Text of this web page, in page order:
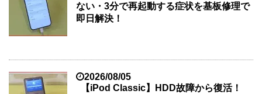
ない・3分で再起動する症状を基板修理で
即日解決！
2026/08/05
【iPod Classic】HDD故障から復活！